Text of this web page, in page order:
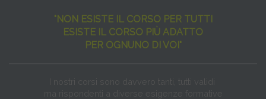
"NON ESISTE IL CORSO PER TUTTI
ESISTE IL CORSO PIÙ ADATTO
PER OGNUNO DI VOI"
I nostri corsi sono davvero tanti, tutti validi
ma rispondenti a diverse esigenze formative